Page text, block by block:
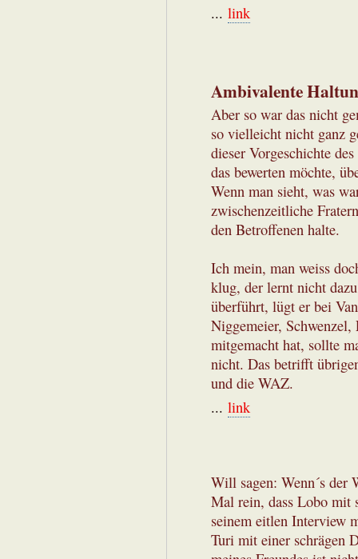
... link
Ambivalente
Aber so war das nicht
so vielleicht nicht ganz
dieser Vorgeschichte
das bewerten möchte,
Wenn man sieht, was
zwischenzeitliche
den Betroffenen halte.
Ich mein, man weiss
klug, der lernt nicht
überführt, lügt er bei
Niggemeier,
mitgemacht hat, sollte
nicht. Das betrifft
und die WAZ.
... link
Will sagen: Wenn´s der
Mal rein, dass Lobo mit
seinem eitlen Interview
Turi mit einer schrägen